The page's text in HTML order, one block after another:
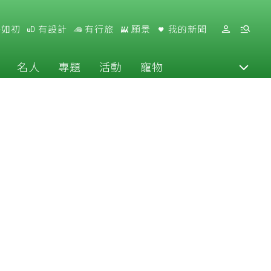
初 有設計 有行旅 願景 我的新聞
名人 專題 活動 寵物